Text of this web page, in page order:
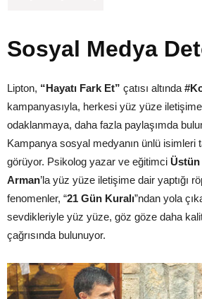
Sosyal Medya
Lipton, “Hayatı Fark Et” çatısı altında
kampanyasıyla, herkesi yüz yüze
odaklanmaya, daha fazla paylaşımda
Kampanya sosyal medyanın ünlü isimleri
görüyor. Psikolog yazar ve eğitimci
Arman’la yüz yüze iletişime dair yaptığı
fenomenler, “21 Gün Kuralı”ndan yola
sevdikleriyle yüz yüze, göz göze daha
çağrısında bulunuyor.